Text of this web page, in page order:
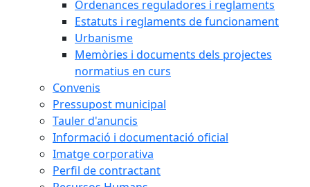
Ordenances reguladores i reglaments
Estatuts i reglaments de funcionament
Urbanisme
Memòries i documents dels projectes
normatius en curs
Convenis
Pressupost municipal
Tauler d'anuncis
Informació i documentació oficial
Imatge corporativa
Perfil de contractant